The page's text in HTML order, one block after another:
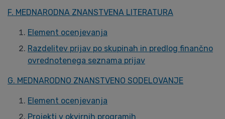
F. MEDNARODNA ZNANSTVENA LITERATURA
Element ocenjevanja
Razdelitev prijav po skupinah in predlog finančno
ovrednotenega seznama prijav
G. MEDNARODNO ZNANSTVENO SODELOVANJE
Element ocenjevanja
Projekti v okvirnih programih